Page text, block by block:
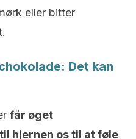
eller bitter
Det kan
får øget
hjernen os til at føle